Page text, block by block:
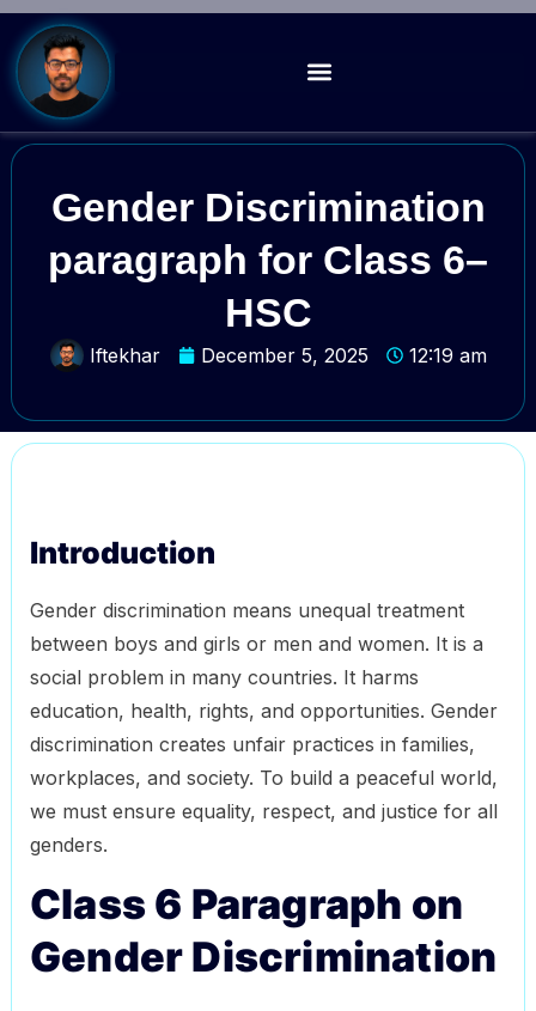
Gender Discrimination
paragraph for Class 6–
HSC
Iftekhar December 5, 2025 12:19 am
Introduction
Gender discrimination means unequal treatment
between boys and girls or men and women. It is a
social problem in many countries. It harms
education, health, rights, and opportunities. Gender
discrimination creates unfair practices in families,
workplaces, and society. To build a peaceful world,
we must ensure equality, respect, and justice for all
genders.
Class 6 Paragraph on
Gender Discrimination